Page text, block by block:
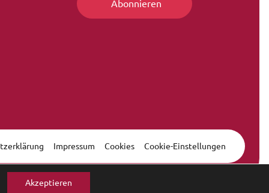
Impressum Cookies Cookie-Einstellungen
Akzeptieren